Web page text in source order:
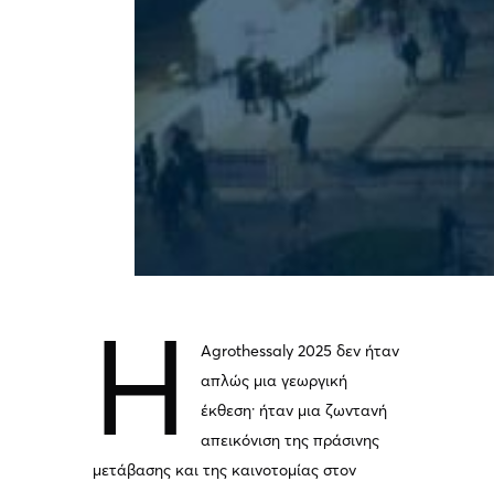
Η
Agrothessaly 2025 δεν ήταν
απλώς μια γεωργική
έκθεση· ήταν μια ζωντανή
απεικόνιση της πράσινης
μετάβασης και της καινοτομίας στον